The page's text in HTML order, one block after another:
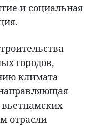
и социальная
городов,
климата
отрасли